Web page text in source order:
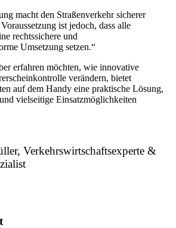
macht den Straßenverkehr sicherer
ist jedoch, dass alle
rechtssichere und
Umsetzung setzen.“
erfahren möchten, wie innovative
verändern, bietet
auf dem Handy eine praktische Lösung,
vielseitige Einsatzmöglichkeiten
Verkehrswirtschaftsexperte &